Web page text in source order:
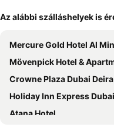
Az alábbi szálláshelyek is
Mercure Gold Hotel Al Mina Road
Mövenpick Hotel & Apartments Bur
Crowne Plaza Dubai Deira by
Holiday Inn Express Dubai Airport By Ihg
Atana Hotel